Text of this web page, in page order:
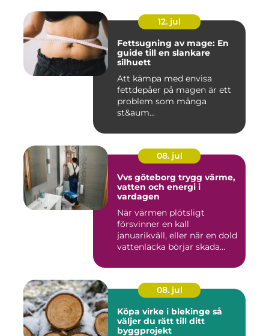
12. jul
Fettsugning av mage: En
guide till en slankare
silhuett
Att kämpa med envisa
fettdepåer på magen är ett
problem som många
st&aum...
08. jul
Vvs göteborg trygg värme,
vatten och energi i
vardagen
När värmen plötsligt
försvinner en kall
januarikväll, eller när en dold
vattenläcka börjar skada
08. jul
Köpa virke i blekinge så
väljer du rätt till ditt
byggprojekt